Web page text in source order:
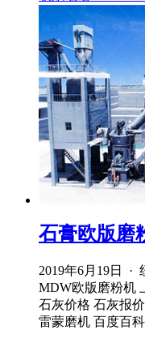
石膏欧版磨
2019年6月19日 ·
MDW欧版磨粉机
石灰价格 石灰报
雷蒙磨机 百度百